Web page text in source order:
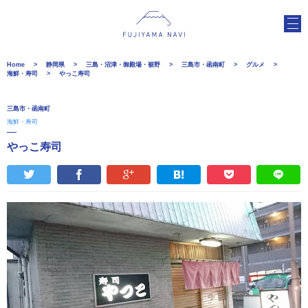
Home 静岡県 三島・沼津・御殿場・裾野 三島市・函南町
グルメ
海鮮・寿司
やっこ寿司
三島市・函南町
海鮮・寿司
やっこ寿司